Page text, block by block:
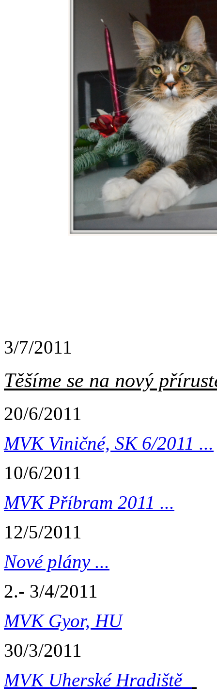
3/7/2011
Těšíme se na nový
20/6/2011
MVK Viničné, SK 6/2011 ...
10/6/2011
MVK Příbram 2011 ...
12/5/2011
Nové plány ...
2.- 3/4/2011
MVK Gyor, HU
30/3/2011
MVK Uherské Hradiště